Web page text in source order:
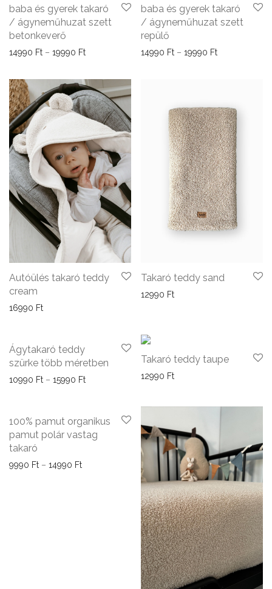
baba és gyerek takaró
/ ágyneműhuzat szett
betonkeverő
14990 Ft – 19990 FtÁrtartomány: 14990 Ft - 19990 Ft
baba és gyerek takaró
/ ágyneműhuzat szett
repülő
14990 Ft – 19990 FtÁrtartomány:
Autóülés takaró teddy
cream
16990 Ft
Takaró teddy sand
12990 Ft
Ágytakaró teddy
szürke több méretben
10990 Ft – 15990 FtÁrtartomány: 10990 Ft - 15990 Ft
Takaró teddy taupe
12990 Ft
100% pamut organikus
pamut polár vastag
takaró
9990 Ft – 14990 FtÁrtartomány: 9990 Ft - 14990 Ft